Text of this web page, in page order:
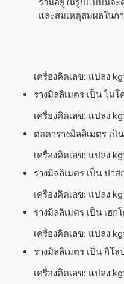
และสมเหตุสมผลในก
เครื่องคิดเลข: แปลง
รางมิลลิเมตร เป็น ไมโ
เครื่องคิดเลข: แปลง
ต่อตารางมิลลิเมตร เป็
เครื่องคิดเลข: แปลง
รางมิลลิเมตร เป็น ปาส
เครื่องคิดเลข: แปลง
รางมิลลิเมตร เป็น เฮก
เครื่องคิดเลข: แปลง
รางมิลลิเมตร เป็น กิโล
เครื่องคิดเลข: แปลง